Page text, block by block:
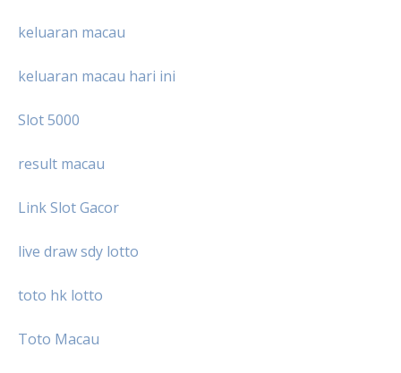
keluaran macau
keluaran macau hari ini
Slot 5000
result macau
Link Slot Gacor
live draw sdy lotto
toto hk lotto
Toto Macau